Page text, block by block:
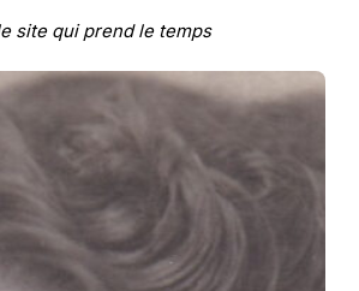
site qui prend le temps